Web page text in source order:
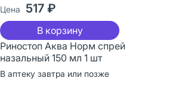
Цена 517 ₽
В корзину
Риностоп Аква Норм спрей
назальный 150 мл 1 шт
В аптеку завтра или позже